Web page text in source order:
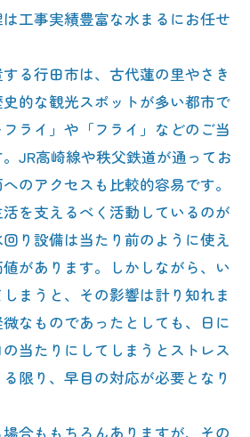
工事実績豊富な水まるにお任せ
る行田市は、古代蓮の里やさき
的な観光スポットが多い都市で
ライ」や「フライ」などのご当
JR高崎線や秩父鉄道が通ってお
のアクセスも比較的容易です。
を支えるべく活動しているのが
り設備は当たり前のように使え
があります。しかしながら、い
まうと、その影響は計り知れま
なものであったとしても、日に
当たりにしてしまうとストレス
限り、早目の対応が必要となり
合ももちろんありますが、その